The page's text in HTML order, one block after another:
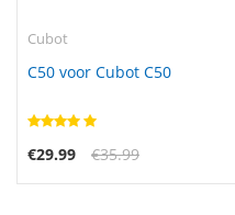
Cubot
C50 voor Cubot C50
€29.99 €35.99